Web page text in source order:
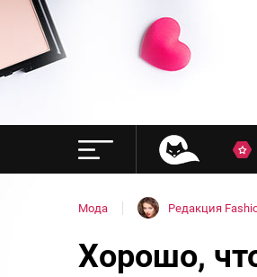
Мода Редакция
Хорошо,